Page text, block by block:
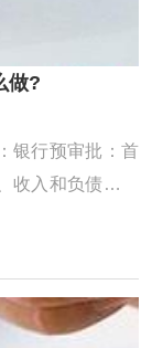
做?
银行预审批‌：首
收入和负债情况
确认银行能否贷
审批通过后，需